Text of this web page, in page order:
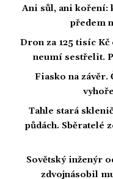
Ani sůl, ani koření:
předem
Dron za 125 tisíc
neumí sestřelit.
Fiasko na
Tahle stará
půdách. Sběratelé
Sovětský inženýr
zdvojnásobil